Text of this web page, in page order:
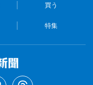
買う
特集